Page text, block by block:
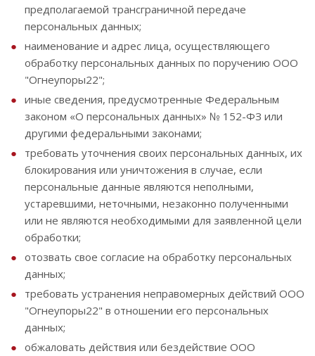
предполагаемой трансграничной передаче
персональных данных;
наименование и адрес лица, осуществляющего
обработку персональных данных по поручению ООО
"Огнеупоры22";
иные сведения, предусмотренные Федеральным
законом «О персональных данных» № 152-ФЗ или
другими федеральными законами;
требовать уточнения своих персональных данных, их
блокирования или уничтожения в случае, если
персональные данные являются неполными,
устаревшими, неточными, незаконно полученными
или не являются необходимыми для заявленной цели
обработки;
отозвать свое согласие на обработку персональных
данных;
требовать устранения неправомерных действий ООО
"Огнеупоры22" в отношении его персональных
данных;
обжаловать действия или бездействие ООО